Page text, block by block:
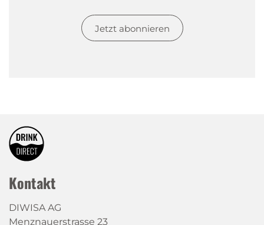
Jetzt abonnieren
Kontakt
DIWISA AG
Menznauerstrasse 23